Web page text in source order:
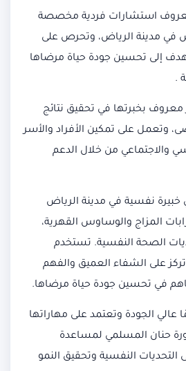
معروف استشارات فردية مخصصة
في مدينة الرياض، وتحرص على
إلى تحسين جودة حياة مرضاها
.
معروف بخبرتها في تحقيق نتائج
وتعمل على تمكين الأفراد والأسر
والاجتماعي من خلال الدعم
خبيرة نفسية في مدينة الرياض
المزاج والوساوس القهرية،
الصحة النفسية. تستخدم
على الشفاء العميق والفهم
في تحسين جودة حياة مرضاها.
عالي الجودة وتعتمد على مهاراتها
حنان المسلمي لمساعدة
النفسية وتحقيق النمو